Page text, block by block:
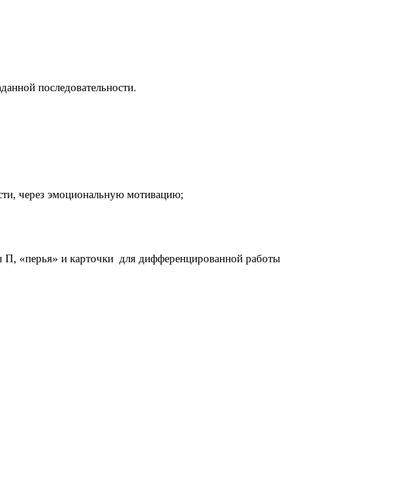
последовательности.
через эмоциональную мотивацию;
П, «перья» и карточки для дифференцированной работы